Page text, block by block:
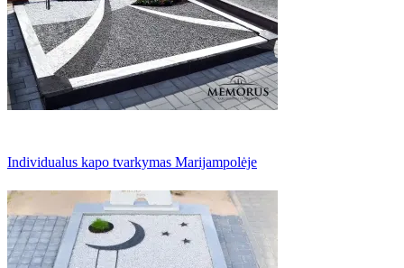
Individualus kapo tvarkymas Marijampolėje